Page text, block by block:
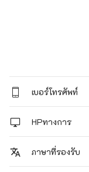
เบอร์โทรศัพท์
HPทางการ
ภาษาที่รองรับ